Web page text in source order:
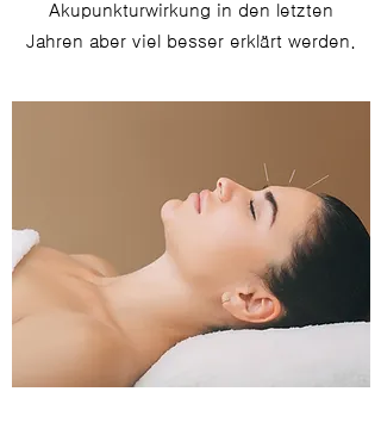
Akupunkturwirkung in den letzten
Jahren aber viel besser erklärt werden.